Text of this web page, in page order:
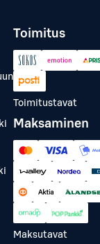
Toimitus
Toimitustavat
Maksaminen
Maksutavat